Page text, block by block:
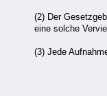
(2) Der
eine solche
(3) Jede